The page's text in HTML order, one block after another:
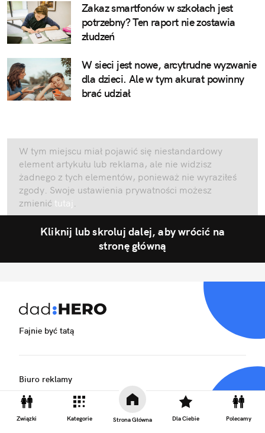
Związki Kategorie Strona Główna Dla Ciebie Polecamy
Zakaz smartfonów w szkołach jest
potrzebny? Ten raport nie zostawia
złudzeń
W sieci jest nowe, arcytrudne wyzwanie
dla dzieci. Ale w tym akurat powinny
brać udział
W tym miejscu miał pojawić się niestandardowy
element artykułu lub reklama, ale nie widzisz
żadnego z tych elementów, ponieważ nie wyraziłeś
zgody. Swoje ustawienia prywatności możesz
zmienić tutaj
Kliknij lub skroluj dalej, aby wrócić na
stronę główną
Fajnie być tatą
Biuro reklamy
Kariera
Skład redakcji